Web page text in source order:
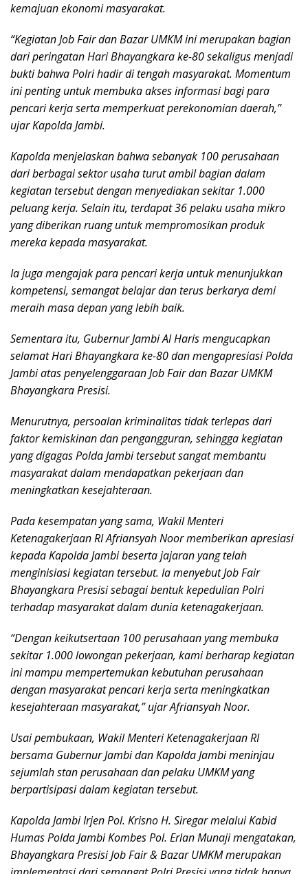
kemajuan ekonomi masyarakat.
“Kegiatan Job Fair dan Bazar UMKM ini merupakan bagian
dari peringatan Hari Bhayangkara ke-80 sekaligus menjadi
bukti bahwa Polri hadir di tengah masyarakat. Momentum
ini penting untuk membuka akses informasi bagi para
pencari kerja serta memperkuat perekonomian daerah,”
ujar Kapolda Jambi.
Kapolda menjelaskan bahwa sebanyak 100 perusahaan
dari berbagai sektor usaha turut ambil bagian dalam
kegiatan tersebut dengan menyediakan sekitar 1.000
peluang kerja. Selain itu, terdapat 36 pelaku usaha mikro
yang diberikan ruang untuk mempromosikan produk
mereka kepada masyarakat.
Ia juga mengajak para pencari kerja untuk menunjukkan
kompetensi, semangat belajar dan terus berkarya demi
meraih masa depan yang lebih baik.
Sementara itu, Gubernur Jambi Al Haris mengucapkan
selamat Hari Bhayangkara ke-80 dan mengapresiasi Polda
Jambi atas penyelenggaraan Job Fair dan Bazar UMKM
Bhayangkara Presisi.
Menurutnya, persoalan kriminalitas tidak terlepas dari
faktor kemiskinan dan pengangguran, sehingga kegiatan
yang digagas Polda Jambi tersebut sangat membantu
masyarakat dalam mendapatkan pekerjaan dan
meningkatkan kesejahteraan.
Pada kesempatan yang sama, Wakil Menteri
Ketenagakerjaan RI Afriansyah Noor memberikan apresiasi
kepada Kapolda Jambi beserta jajaran yang telah
menginisiasi kegiatan tersebut. Ia menyebut Job Fair
Bhayangkara Presisi sebagai bentuk kepedulian Polri
terhadap masyarakat dalam dunia ketenagakerjaan.
“Dengan keikutsertaan 100 perusahaan yang membuka
sekitar 1.000 lowongan pekerjaan, kami berharap kegiatan
ini mampu mempertemukan kebutuhan perusahaan
dengan masyarakat pencari kerja serta meningkatkan
kesejahteraan masyarakat,” ujar Afriansyah Noor.
Usai pembukaan, Wakil Menteri Ketenagakerjaan RI
bersama Gubernur Jambi dan Kapolda Jambi meninjau
sejumlah stan perusahaan dan pelaku UMKM yang
berpartisipasi dalam kegiatan tersebut.
Kapolda Jambi Irjen Pol. Krisno H. Siregar melalui Kabid
Humas Polda Jambi Kombes Pol. Erlan Munaji mengatakan,
Bhayangkara Presisi Job Fair & Bazar UMKM merupakan